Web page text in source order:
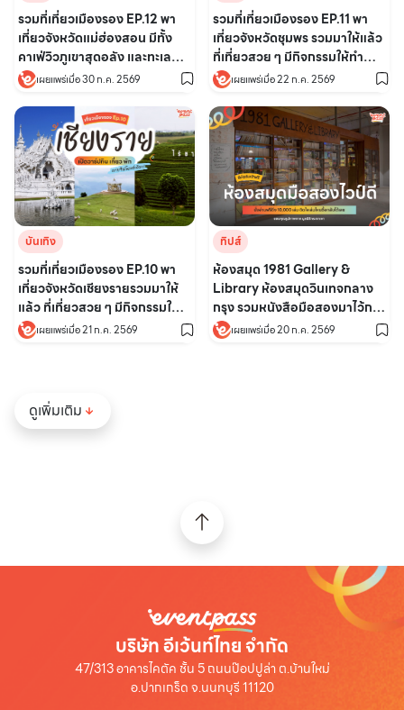
รวมที่เที่ยวเมืองรอง EP.12 พา
เที่ยวจังหวัดแม่ฮ่องสอน มีทั้ง
คาเฟ่วิวภูเขาสุดอลัง และทะเล
หมอก!เผยแพร่เมื่อ 30 ก.ค. 2569
รวมที่เที่ยวเมืองรอง EP.11 พา
เที่ยวจังหวัดชุมพร รวมมาให้แล้ว
ที่เที่ยวสวย ๆ มีกิจกรรมให้ทำ
เพียบ!เผยแพร่เมื่อ 22 ก.ค. 2569
บันเทิง
รวมที่เที่ยวเมืองรอง EP.10 พา
เที่ยวจังหวัดเชียงรายรวมมาให้
แล้ว ที่เที่ยวสวย ๆ มีกิจกรรมให้
ทำเพียบ
เผยแพร่เมื่อ 21 ก.ค. 2569
ทิปส์
ห้องสมุด 1981 Gallery &
Library ห้องสมุดวินเทจกลาง
กรุง รวมหนังสือมือสองมาไว้กว่า
หมื่นเล่ม
เผยแพร่เมื่อ 20 ก.ค. 2569
ดูเพิ่มเติม
บริษัท อีเว้นท์ไทย จำกัด
47/313 อาคารไคตัค ชั้น 5 ถนนป๊อปปูล่า ต.บ้านใหม่
อ.ปากเกร็ด จ.นนทบุรี 11120